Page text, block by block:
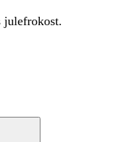
julefrokost.